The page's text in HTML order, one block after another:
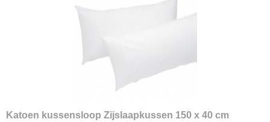
Katoen kussensloop Zijslaapkussen 150 x 40 cm